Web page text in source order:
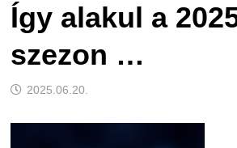
Így alakul a
szezon …
2025.06.20.